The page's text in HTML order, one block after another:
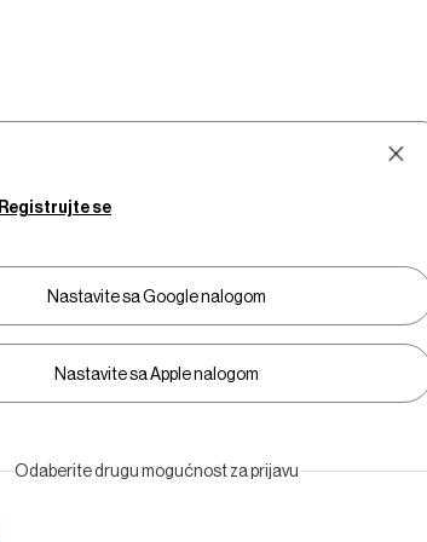
Registrujte se
Nastavite sa Google nalogom
Nastavite sa Apple nalogom
Odaberite drugu mogućnost za prijavu